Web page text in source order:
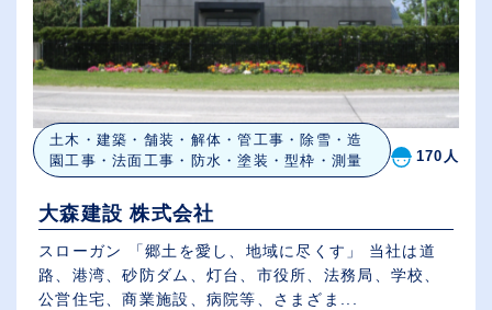
土木・建築・舗装・解体・管工事・除雪・造
園工事・法面工事・防水・塗装・型枠・測量
170人
大森建設 株式会社
スローガン 「郷土を愛し、地域に尽くす」 当社は道
路、港湾、砂防ダム、灯台、市役所、法務局、学校、
公営住宅、商業施設、病院等、さまざま...